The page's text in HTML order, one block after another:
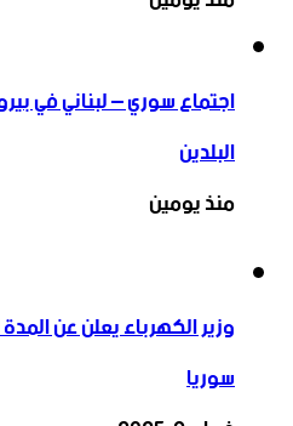
اجتماع سوري – لبناني في
البلدين
منذ يومين
وزير الكهرباء يعلن عن
سوريا